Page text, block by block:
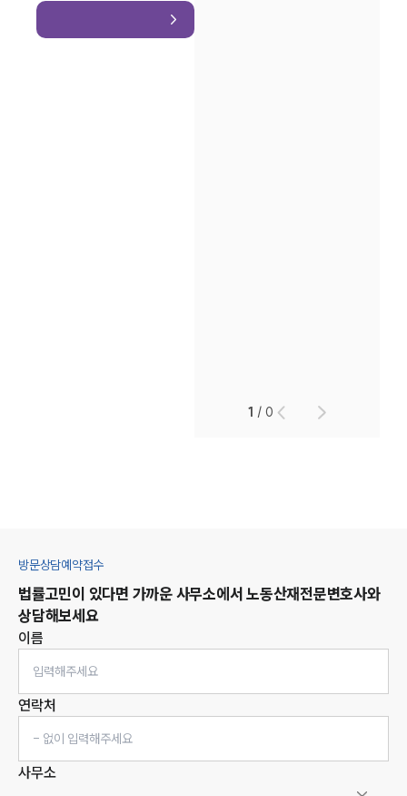
1 /0
방문상담예약접수
법률고민이 있다면 가까운 사무소에서 노동산재전문변호사와
상담해보세요
이름
연락처
사무소